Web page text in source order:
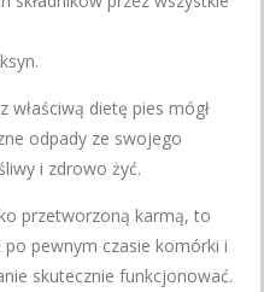
właściwą dietę pies mógł
odpady ze swojego
i zdrowo żyć.
przetworzoną karmą, to
pewnym czasie komórki i
skutecznie funkcjonować.